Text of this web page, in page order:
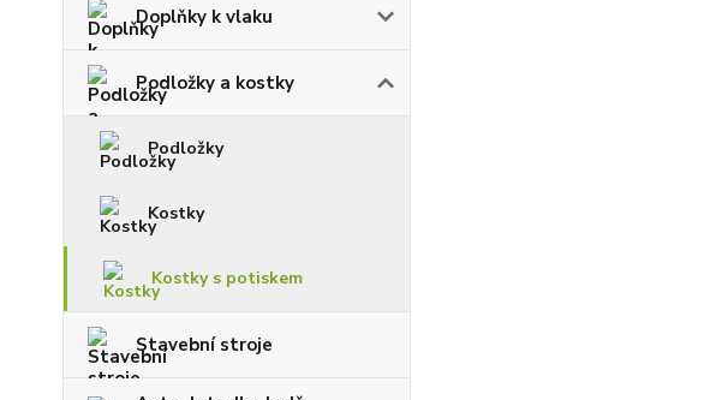
Doplňky k vlaku
Podložky a kostky
Podložky
Kostky
Kostky s potiskem
Stavební stroje